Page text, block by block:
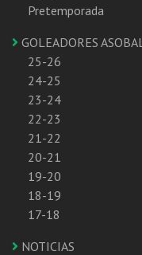
Pretemporada
GOLEADORES ASOBAL
25-26
24-25
23-24
22-23
21-22
20-21
19-20
18-19
17-18
NOTICIAS